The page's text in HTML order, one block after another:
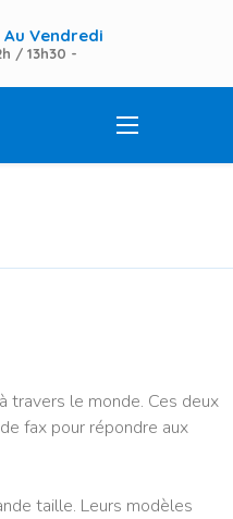
Au Vendredi
/ 13h30 -
travers le monde. Ces deux
fax pour répondre aux
taille. Leurs modèles